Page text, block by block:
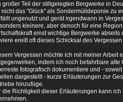
großer Teil der stillgelegten Bergwerke in
nicht das "Glück" als Sondermülldeponie zu
ungenutzt und gerät irgendwann in
kleinere, aber denoch für eine
einst wichtige Bergwerke abseits
ereilt oft dieses Schicksal des
Vergessen möchte ich mit meiner Arbeit
indem ich noch befahrbare alte
fotografisch dokumentiere und -
dargestellt - kurze Erläuterungen zur
hinzufüge.
die Richtigkeit dieser Erläuterungen kann